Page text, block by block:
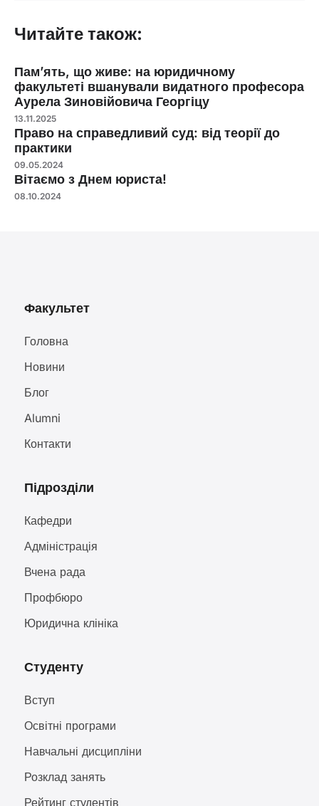
Читайте також:
Пам’ять, що живе: на юридичному
факультеті вшанували видатного професора
Аурела Зиновійовича Георгіцу
13.11.2025
Право на справедливий суд: від теорії до
практики
09.05.2024
Вітаємо з Днем юриста!
08.10.2024
Факультет
Головна
Новини
Блог
Alumni
Контакти
Підрозділи
Кафедри
Адміністрація
Вчена рада
Профбюро
Юридична клініка
Студенту
Вступ
Освітні програми
Навчальні дисципліни
Розклад занять
Рейтинг студентів